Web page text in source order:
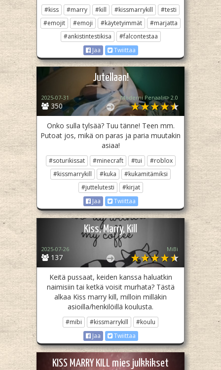
#kiss #marry #kill #kissmarrykill
#testi
#emojit
#emoji #käytetyimmät
#marjatta
#ankistintestikisa
#falcontestaa
Jaa
Twiittaa
Jutellaan!
350
2025-07-31 Moderni Penaali✏️ 2.0
Onko sulla tylsää? Tuu tänne! Teen mm.
Putoat jos, mikä on paras ja paria muutakin
asiaa!
#soturikissat #minecraft #tui
#roblox
#kissmarrykill
#kuka
#kukamitämiksi
#juttelutesti
#kirjat
Jaa
Twiittaa
Kiss, Marry, Kill
137
2025-07-26 MiBi
Keitä pussaat, keiden kanssa haluatkin
naimisiin tai ketkä voisit murhata? Tästä
alkaa Kiss marry kill, milloin milläkin
asioilla/henkilöillä koulusta.
#mibi #kissmarrykill
#koulu
Jaa
Twiittaa
KISS MARRY KILL mies julkkikset